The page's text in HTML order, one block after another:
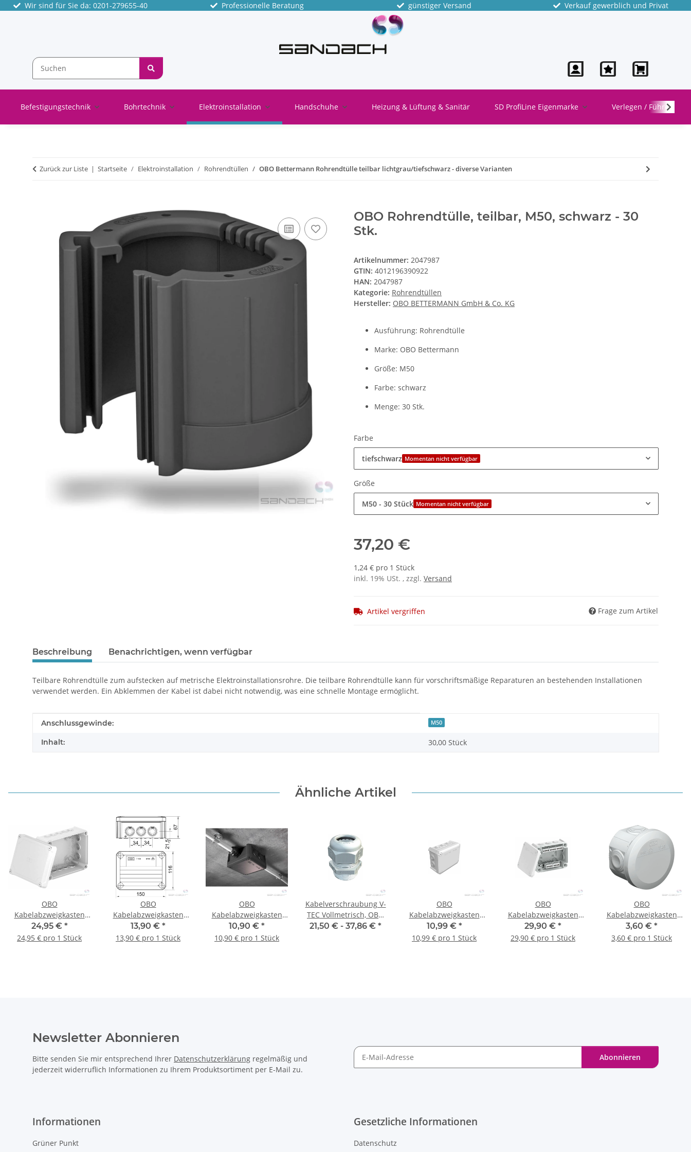
Wir sind für Sie da: 0201-279655-40 Professionelle Beratung günstiger Versand Verkauf gewerblich und Privat
Befestigungstechnik Bohrtechnik Elektroinstallation Handschuhe Heizung & Lüftung & Sanitär SD ProfiLine Eigenmarke Verlegen / Führen
Zurück zur Liste Startseite Elektroinstallation Rohrendtüllen OBO Bettermann Rohrendtülle teilbar lichtgrau/tiefschwarz - diverse Varianten
OBO Rohrendtülle, teilbar, M50, schwarz - 30
Stk.
Artikelnummer: 2047987
GTIN: 4012196390922
HAN: 2047987
Kategorie: Rohrendtüllen
Hersteller: OBO BETTERMANN GmbH & Co. KG
Ausführung: Rohrendtülle
Marke: OBO Bettermann
Größe: M50
Farbe: schwarz
Menge: 30 Stk.
Farbe
tiefschwarz Momentan nicht verfügbar
Größe
M50 - 30 Stück Momentan nicht verfügbar
37,20 €
1,24 € pro 1 Stück
inkl. 19% USt. , zzgl. Versand
Artikel vergriffen Frage zum Artikel
Beschreibung Benachrichtigen, wenn verfügbar
Teilbare Rohrendtülle zum aufstecken auf metrische Elektroinstallationsrohre. Die teilbare Rohrendtülle kann für vorschriftsmäßige Reparaturen an bestehenden Installationen
verwendet werden. Ein Abklemmen der Kabel ist dabei nicht notwendig, was eine schnelle Montage ermöglicht.
Produkteigenschaft
Wert
Anschlussgewinde: M50
Inhalt: 30,00 Stück
Ähnliche Artikel
OBO
Kabelabzweigkasten
T250, 240x190x112,
hoher Deckel - 1 Stück
24,95 € *
24,95 € pro 1 Stück
OBO
Kabelabzweigkasten
T100
SW,150x116x67mm,
13,90 € *
13,90 € pro 1 Stück
OBO
Kabelabzweigkasten
T60 SW,114x114x57mm,
graphitschwarz, RAL
10,90 € *
10,90 € pro 1 Stück
Kabelverschraubung V-
TEC Vollmetrisch, OBO
Bettermann
21,50 € - 37,86 € *
OBO
Kabelabzweigkasten
T100,150x116x67,
lichtgrau - 1 Stück
10,99 € *
10,99 € pro 1 Stück
OBO
Kabelabzweigkasten
T100KL, 150x116x67,
mit Klemmleiste - 1
29,90 € *
29,90 € pro 1 Stück
OBO
Kabelabzweigkasten
T25, Ø80x51, lichtgrau -
1 Stück
3,60 € *
3,60 € pro 1 Stück
Newsletter Abonnieren
Bitte senden Sie mir entsprechend Ihrer Datenschutzerklärung regelmäßig und
jederzeit widerruflich Informationen zu Ihrem Produktsortiment per E-Mail zu.
Abonnieren
Informationen
Grüner Punkt
Gesetzliche Informationen
Datenschutz